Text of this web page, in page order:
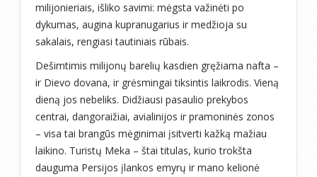
milijonieriais, išliko savimi: mėgsta važinėti po
dykumas, augina kupranugarius ir medžioja su
sakalais, rengiasi tautiniais rūbais.
Dešimtimis milijonų barelių kasdien gręžiama nafta –
ir Dievo dovana, ir grėsmingai tiksintis laikrodis. Vieną
dieną jos nebeliks. Didžiausi pasaulio prekybos
centrai, dangoraižiai, avialinijos ir pramoninės zonos
– visa tai brangūs mėginimai įsitverti kažką mažiau
laikino. Turistų Meka – štai titulas, kurio trokšta
dauguma Persijos įlankos emyrų ir mano kelionė